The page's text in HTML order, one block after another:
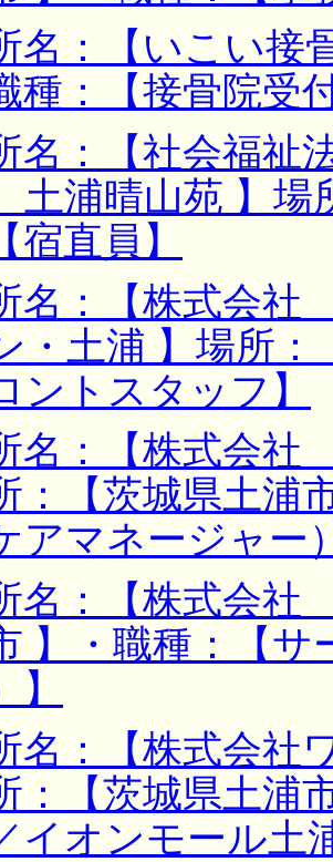
名：【いこい接
種：【接骨院受
名：【社会福
浦晴山苑 】場
宿直員】
名：【株式会
・土浦 】場所
ントスタッフ】
名：【株式会
：【茨城県土浦
アマネージャー
名：【株式会
】・職種：【
名：【株式会社
：【茨城県土浦
イオンモール土